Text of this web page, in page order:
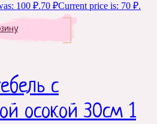
100 ₽.70 ₽Current price is: 70 ₽.
с
осокой 30см 1